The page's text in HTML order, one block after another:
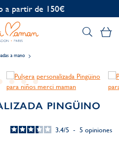
gratuita
a mano
PINGÜINO
3.4/5 - 5 opiniones